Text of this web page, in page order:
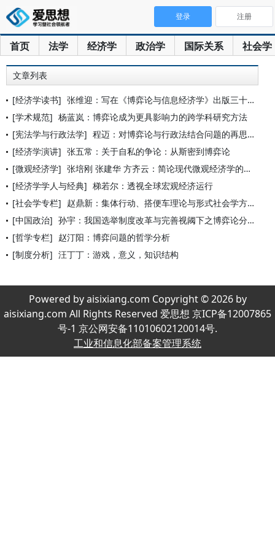
首页 法学 经济学 政治学 国际关系 社会学
登录 注册
文章列表
[经济学读书] 张维迎：写在《博弈论与信息经济学》出版三十周年之际
[学术规范] 杨蓝岚：博弈论成为更具影响力的跨学科研究方法
[宪法学与行政法学] 程迈：对博弈论与行政法结合问题的再思考
[经济学演讲] 张五常：关于自私的争论：从斯密到博弈论
[微观经济学] 张培刚 张建华 方齐云：简论现代微观经济学的新进展
[经济学学人与经典] 梯若尔：透视全球宏观经济运行
[社会学专栏] 赵鼎新：集体行动、搭便车理论与形式社会学方法
[中国政治] 孙宇：我国选举制度改革与完善视阈下之博弈论分析
[哲学专栏] 赵汀阳：博弈问题的哲学分析
[制度分析] 汪丁丁：游戏，意义，知识结构
Powered by aisixiang.com Copyright © 2026 by
aisixiang.com All Rights Reserved 爱思想 京ICP备12007865
号-1 京公网安备11010602120014号.
工业和信息化部备案管理系统